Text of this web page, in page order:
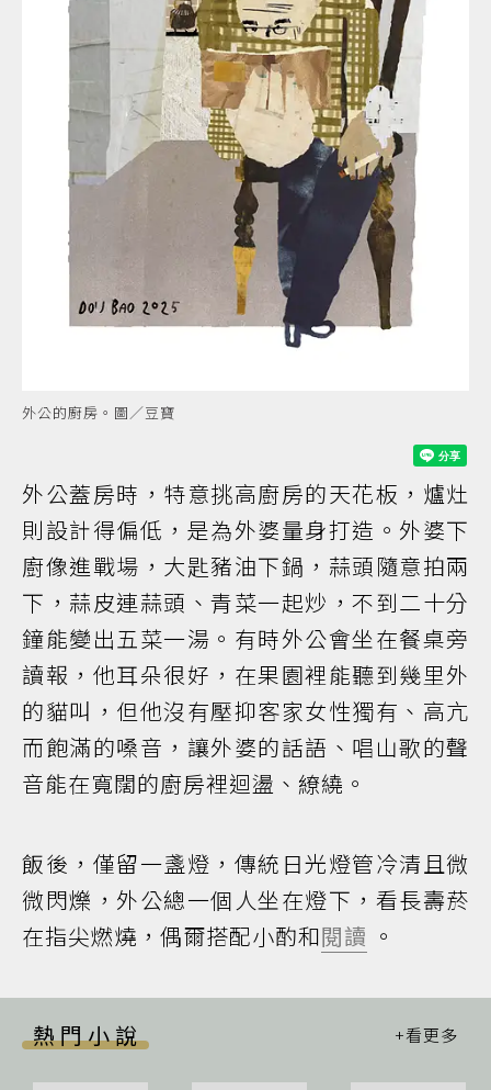
外公的廚房。圖／豆寶
外公蓋房時，特意挑高廚房的天花板，爐灶
則設計得偏低，是為外婆量身打造。外婆下
廚像進戰場，大匙豬油下鍋，蒜頭隨意拍兩
下，蒜皮連蒜頭、青菜一起炒，不到二十分
鐘能變出五菜一湯。有時外公會坐在餐桌旁
讀報，他耳朵很好，在果園裡能聽到幾里外
的貓叫，但他沒有壓抑客家女性獨有、高亢
而飽滿的嗓音，讓外婆的話語、唱山歌的聲
音能在寬闊的廚房裡迴盪、繚繞。
飯後，僅留一盞燈，傳統日光燈管冷清且微
微閃爍，外公總一個人坐在燈下，看長壽菸
在指尖燃燒，偶爾搭配小酌和閱讀 。
熱門小說